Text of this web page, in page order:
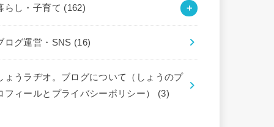
らし・子育て (162)
ログ運営・SNS (16)
ょうラヂオ。ブログについて（しょうのプ
フィールとプライバシーポリシー） (3)